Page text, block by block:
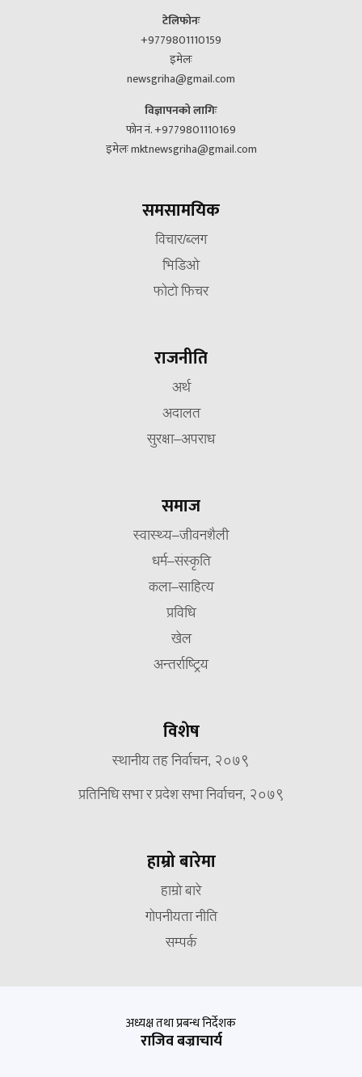
टेलिफोनः
+9779801110159
इमेलः
newsgriha@gmail.com
विज्ञापनको लागिः
फोन नं. +9779801110169
इमेलः mktnewsgriha@gmail.com
समसामयिक
विचार/ब्लग
भिडिओ
फोटो फिचर
राजनीति
अर्थ
अदालत
सुरक्षा–अपराध
समाज
स्वास्थ्य–जीवनशैली
धर्म–संस्कृति
कला–साहित्य
प्रविधि
खेल
अन्तर्राष्ट्रिय
विशेष
स्थानीय तह निर्वाचन, २०७९
प्रतिनिधि सभा र प्रदेश सभा निर्वाचन, २०७९
हाम्रो बारेमा
हाम्रो बारे
गोपनीयता नीति
सम्पर्क
अध्यक्ष तथा प्रबन्ध निर्देशक
राजिव बज्राचार्य